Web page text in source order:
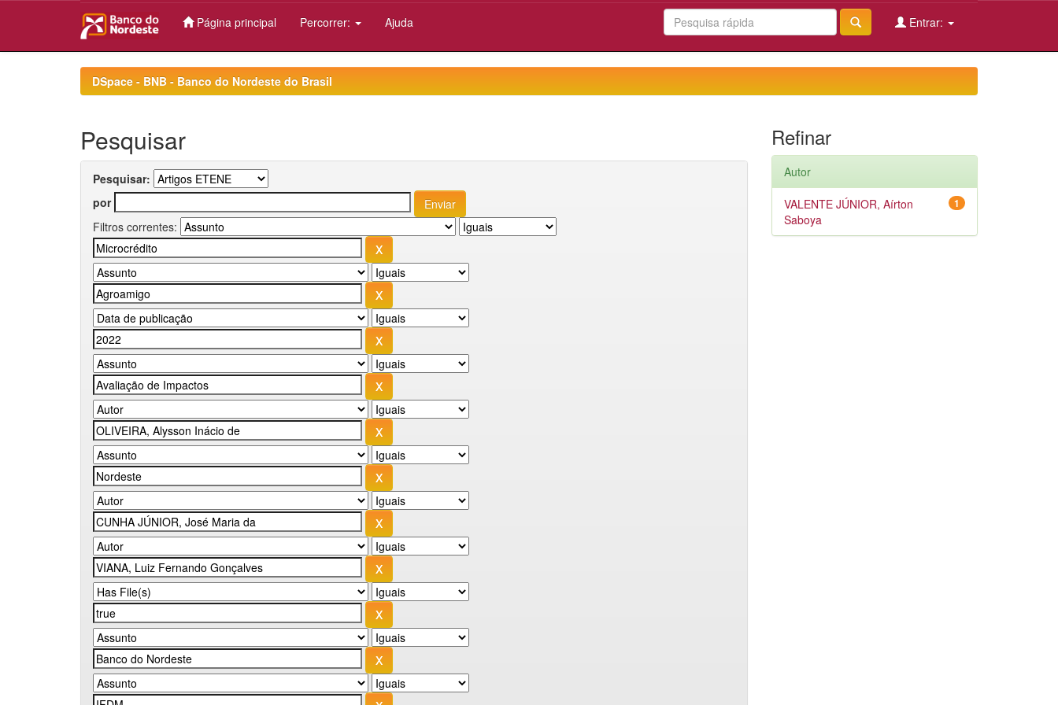
Página principal Percorrer: Ajuda Entrar:
DSpace - BNB - Banco do Nordeste do Brasil
Pesquisar
Pesquisar:
por
Filtros correntes:
Refinar
Autor
1
VALENTE JÚNIOR, Aírton
Saboya